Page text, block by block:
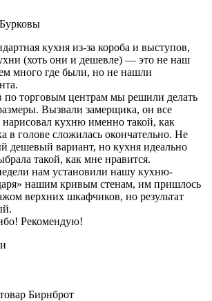
кухня из-за короба и выступов,
(хоть они и дешевле) — это не наш
много где были, но не нашли
по торговым центрам мы решили делать
Вызвали замерщика, он все
кухню именно такой, как
в голове сложилась окончательно. Не
дешевый вариант, но кухня идеально
такой, как мне нравится.
нам установили нашу кухню-
нашим кривым стенам, им пришлось
верхних шкафчиков, но результат
Рекомендую!
Бирнброт